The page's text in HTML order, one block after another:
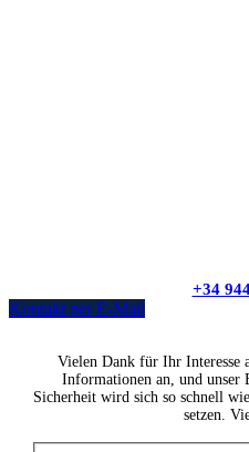
+34
Kontakt per E-Mail
Vielen Dank für Ihr Interesse
Informationen an, und unser
Sicherheit wird sich so schnell
setzen.